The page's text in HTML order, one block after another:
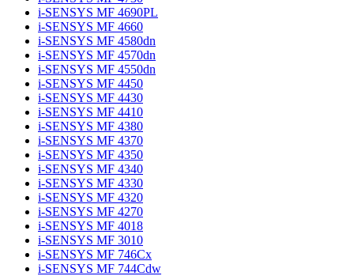
i-SENSYS MF 4690PL
i-SENSYS MF 4660
i-SENSYS MF 4580dn
i-SENSYS MF 4570dn
i-SENSYS MF 4550dn
i-SENSYS MF 4450
i-SENSYS MF 4430
i-SENSYS MF 4410
i-SENSYS MF 4380
i-SENSYS MF 4370
i-SENSYS MF 4350
i-SENSYS MF 4340
i-SENSYS MF 4330
i-SENSYS MF 4320
i-SENSYS MF 4270
i-SENSYS MF 4018
i-SENSYS MF 3010
i-SENSYS MF 746Cx
i-SENSYS MF 744Cdw